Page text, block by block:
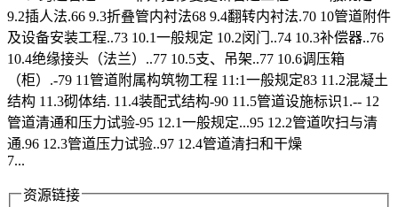
9.2插人法.66 9.3折叠管内衬法68 9.4翻转内衬法.70 10管道附件
及设备安装工程..73 10.1一般规定 10.2闵门..74 10.3补偿器..76
10.4绝缘接头（法兰）..77 10.5支、吊架..77 10.6调压箱
（柜）.-79 11管道附属构筑物工程 11:1一般规定83 11.2混凝土
结构 11.3砌体结. 11.4装配式结构-90 11.5管道设施标识1.-- 12
管道清通和压力试验-95 12.1一般规定...95 12.2管道吹扫与清
通.96 12.3管道压力试验..97 12.4管道清扫和干燥
7...
资源链接